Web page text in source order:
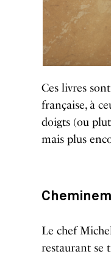
Ces livres
française, à
doigts (ou
mais plus
Le chef
restaurant se